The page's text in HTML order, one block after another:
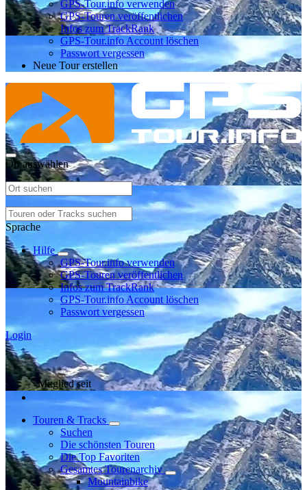
GPS-Tour.info verwenden
GPS-Touren veröffentlichen
Infos zum TrackRank
GPS-Tour.info Account löschen
Passwort vergessen
Neue Tour erstellen
Ort auswählen
Sprache
Hilfe
GPS-Tour.info verwenden
GPS-Touren veröffentlichen
Infos zum TrackRank
GPS-Tour.info Account löschen
Passwort vergessen
Login
Mitglied seit
Touren & Tracks
Suchen
Die schönsten Touren
Die Top Favoriten
Gesamtes Tourenarchiv
Mountainbike